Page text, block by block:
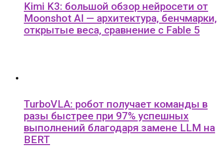
Kimi K3: большой обзор нейросети от
Moonshot AI — архитектура, бенчмарки,
открытые веса, сравнение с Fable 5
TurboVLA: робот получает команды в
разы быстрее при 97% успешных
выполнений благодаря замене LLM на
BERT